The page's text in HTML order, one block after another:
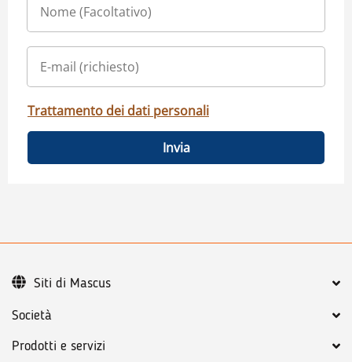
Trattamento dei dati personali
Invia
Società
Prodotti e servizi
Siti di Mascus